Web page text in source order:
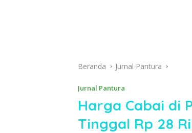
Beranda Jurnal Pantura
Jurnal Pantura
Harga Cabai di
Tinggal Rp 28